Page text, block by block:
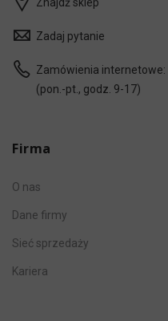
Zadaj pytanie
Zamówienia internetowe:
(pon.-pt., godz. 9-17)
Firma
O nas
Dane firmy
Sieć sprzedaży
Kariera